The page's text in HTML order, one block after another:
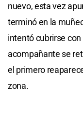
nuevo, esta vez
terminó en la
intentó cubrirse
acompañante se
el primero
zona.